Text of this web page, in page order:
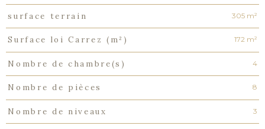
surface terrain 305 m²
Surface loi Carrez (m²) 172 m²
Nombre de chambre(s) 4
Nombre de pièces 8
Nombre de niveaux 3